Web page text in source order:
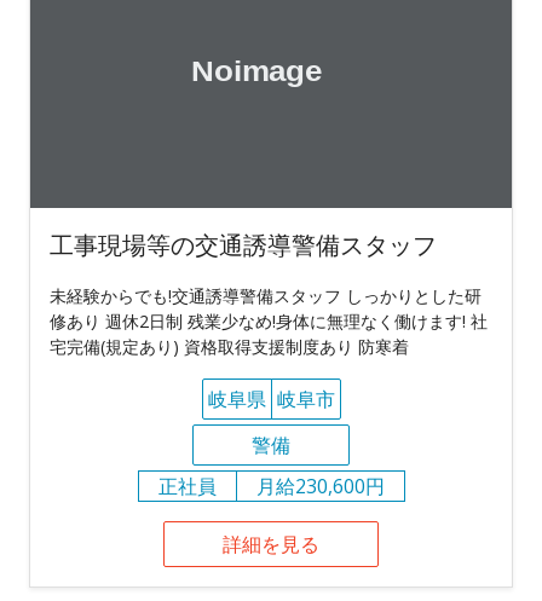
工事現場等の交通誘導警備スタッフ
未経験からでも!交通誘導警備スタッフ しっかりとした研
修あり 週休2日制 残業少なめ!身体に無理なく働けます! 社
宅完備(規定あり) 資格取得支援制度あり 防寒着
岐阜県 岐阜市
警備
正社員
月給230,600円
詳細を見る